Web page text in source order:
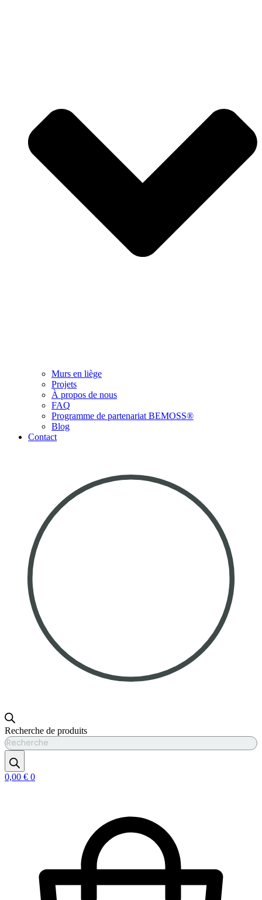
Murs en liège
Projets
À propos de nous
FAQ
Programme de partenariat BEMOSS®
Blog
Contact
Recherche de produits
0,00 € 0